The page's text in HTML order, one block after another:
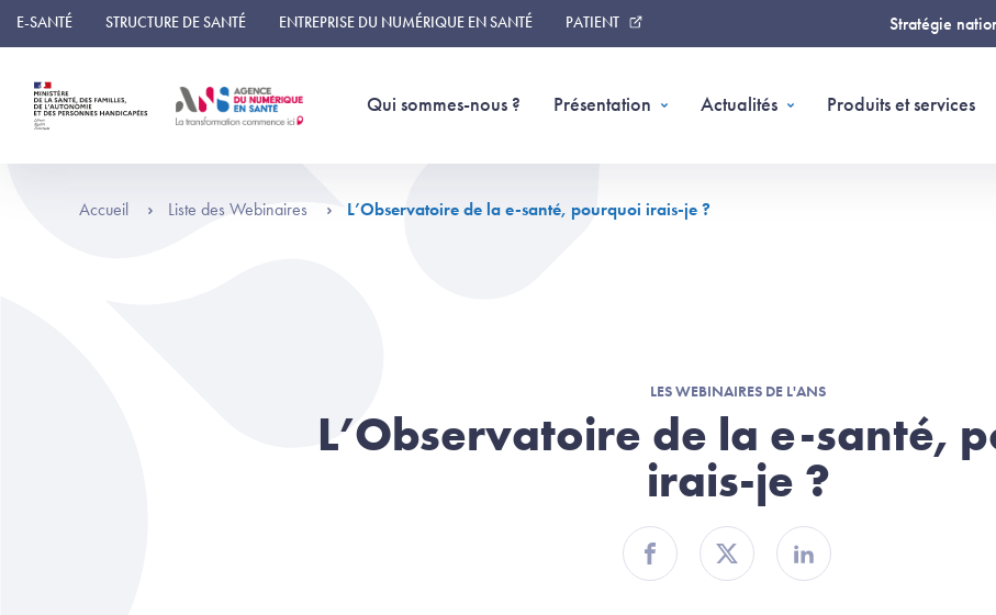
Panneau de gestion des cookies
E-SANTÉ STRUCTURE DE SANTÉ ENTREPRISE DU NUMÉRIQUE EN SANTÉ PATIENT Stratégie
Qui sommes-nous ? Présentation Actualités Produits et services
Accueil Liste des Webinaires L’Observatoire de la e-santé, pourquoi irais-je ?
LES WEBINAIRES DE L'ANS
L’Observatoire de la e-santé,
irais-je ?
Partager sur Facebook
Partager sur TwitterPartager sur Linkedin